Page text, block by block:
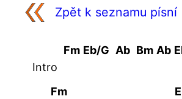
Zpět k seznamu písní
Intro
Fm Eb/G Ab Bm Ab
Fm